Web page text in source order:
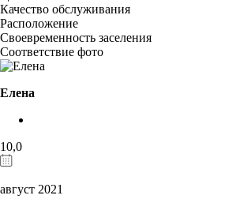
Качество обслуживания
Расположение
Своевременность заселения
Соответствие фото
Елена
10,0
август 2021